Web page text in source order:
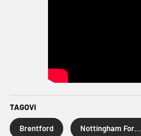
TAGOVI
Brentford